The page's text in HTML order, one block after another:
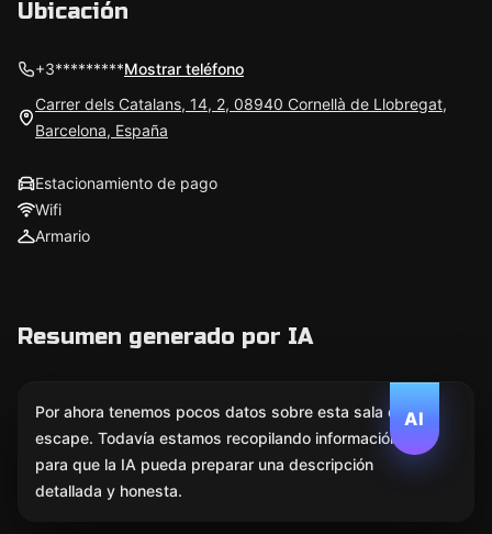
Ubicación
+3*********Mostrar teléfono
Carrer dels Catalans, 14, 2, 08940 Cornellà de Llobregat,
Barcelona, España
Estacionamiento de pago
Wifi
Armario
Resumen generado por IA
AI
Por ahora tenemos pocos datos sobre esta sala de
escape. Todavía estamos recopilando información
para que la IA pueda preparar una descripción
detallada y honesta.